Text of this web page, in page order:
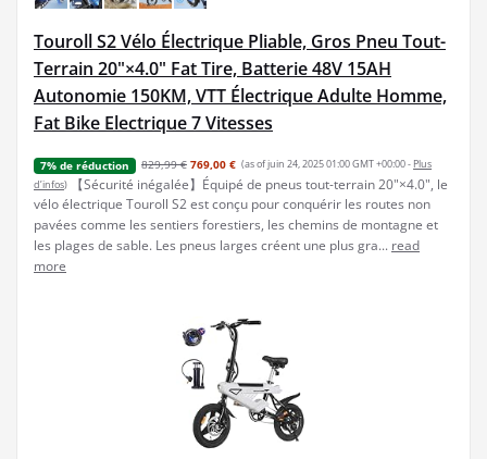
Touroll S2 Vélo Électrique Pliable, Gros Pneu Tout-
Terrain 20"×4.0" Fat Tire, Batterie 48V 15AH
Autonomie 150KM, VTT Électrique Adulte Homme,
Fat Bike Electrique 7 Vitesses
7% de réduction 829,99 € 769,00 € (as of juin 24, 2025 01:00 GMT +00:00 - Plus
d’infos)
【Sécurité inégalée】Équipé de pneus tout-terrain 20"×4.0", le
vélo électrique Touroll S2 est conçu pour conquérir les routes non
pavées comme les sentiers forestiers, les chemins de montagne et
les plages de sable. Les pneus larges créent une plus gra... read
more